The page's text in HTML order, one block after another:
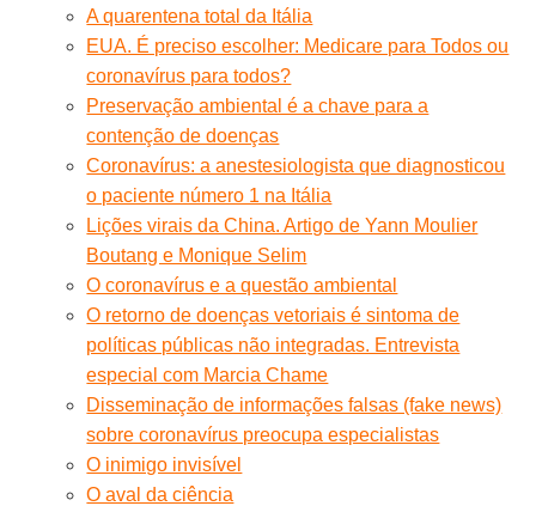
A quarentena total da Itália
EUA. É preciso escolher: Medicare para Todos ou
coronavírus para todos?
Preservação ambiental é a chave para a
contenção de doenças
Coronavírus: a anestesiologista que diagnosticou
o paciente número 1 na Itália
Lições virais da China. Artigo de Yann Moulier
Boutang e Monique Selim
O coronavírus e a questão ambiental
O retorno de doenças vetoriais é sintoma de
políticas públicas não integradas. Entrevista
especial com Marcia Chame
Disseminação de informações falsas (fake news)
sobre coronavírus preocupa especialistas
O inimigo invisível
O aval da ciência